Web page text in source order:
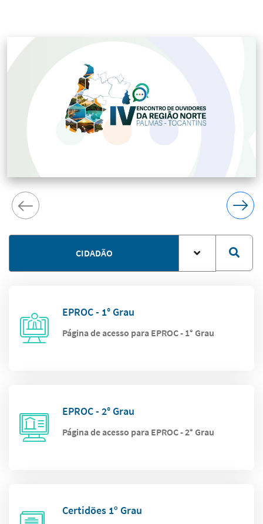
CIDADÃO
EPROC - 1° Grau
Página de acesso para EPROC - 1° Grau
EPROC - 2° Grau
Página de acesso para EPROC - 2° Grau
Certidões 1º Grau